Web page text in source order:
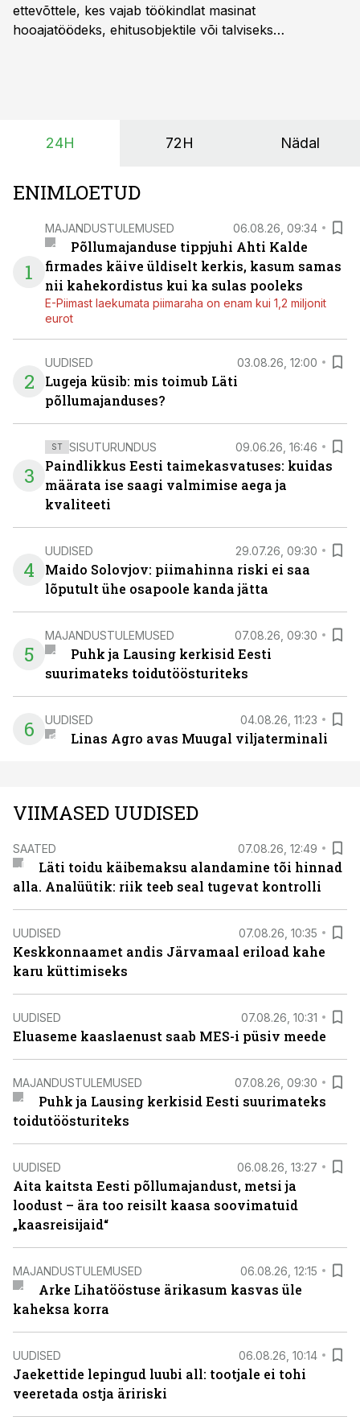
ettevõttele, kes vajab töökindlat masinat
hooajatöödeks, ehitusobjektile või talviseks
on suurim ning iga töötund on oluline.
24H 72H Nädal
ENIMLOETUD
1
MAJANDUSTULEMUSED 06.08.26, 09:34
Põllumajanduse tippjuhi Ahti Kalde
firmades käive üldiselt kerkis, kasum samas
nii kahekordistus kui ka sulas pooleks
E-Piimast laekumata piimaraha on enam kui 1,2 miljonit
eurot
2
UUDISED 03.08.26, 12:00
Lugeja küsib: mis toimub Läti
põllumajanduses?
3
ST SISUTURUNDUS 09.06.26, 16:46
Paindlikkus Eesti taimekasvatuses: kuidas
määrata ise saagi valmimise aega ja
kvaliteeti
4
UUDISED 29.07.26, 09:30
Maido Solovjov: piimahinna riski ei saa
lõputult ühe osapoole kanda jätta
5
MAJANDUSTULEMUSED 07.08.26, 09:30
Puhk ja Lausing kerkisid Eesti
suurimateks toidutöösturiteks
6 UUDISED 04.08.26, 11:23
Linas Agro avas Muugal viljaterminali
VIIMASED UUDISED
SAATED 07.08.26, 12:49
Läti toidu käibemaksu alandamine tõi hinnad
alla. Analüütik: riik teeb seal tugevat kontrolli
UUDISED 07.08.26, 10:35
Keskkonnaamet andis Järvamaal eriload kahe
karu küttimiseks
UUDISED 07.08.26, 10:31
Eluaseme kaaslaenust saab MES-i püsiv meede
MAJANDUSTULEMUSED 07.08.26, 09:30
Puhk ja Lausing kerkisid Eesti suurimateks
toidutöösturiteks
UUDISED 06.08.26, 13:27
Aita kaitsta Eesti põllumajandust, metsi ja
loodust – ära too reisilt kaasa soovimatuid
„kaasreisijaid“
MAJANDUSTULEMUSED 06.08.26, 12:15
Arke Lihatööstuse ärikasum kasvas üle
kaheksa korra
UUDISED 06.08.26, 10:14
Jaekettide lepingud luubi all: tootjale ei tohi
veeretada ostja äririski